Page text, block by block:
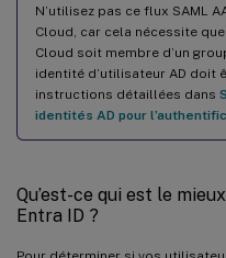
N’utilisez pas ce flux SAML
Cloud, car cela nécessite
Cloud soit membre d’un
identité d’utilisateur AD doit
instructions détaillées dans
identités AD pour
Qu’est-ce qui est le
Entra ID ?